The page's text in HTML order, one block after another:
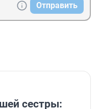
Отправить
сестры: